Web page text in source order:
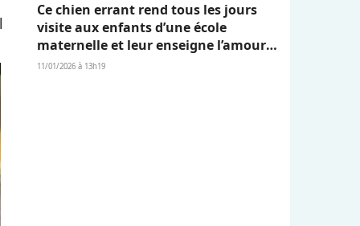
Ce chien errant rend tous les jours
visite aux enfants d’une école
maternelle et leur enseigne l’amour
et l’empathie (vidéo)
11/01/2026 à 13h19